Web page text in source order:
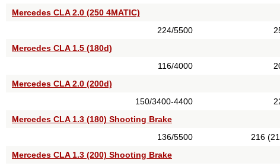
Mercedes CLA 2.0 (250 4MATIC)
224/5500
Mercedes CLA 1.5 (180d)
116/4000
Mercedes CLA 2.0 (200d)
150/3400-4400
Mercedes CLA 1.3 (180) Shooting Brake
136/5500
216
Mercedes CLA 1.3 (200) Shooting Brake